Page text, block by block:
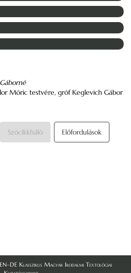
Móric testvére, gróf Keglevich Gábor
Szócikkháló Előfordulások
Klasszikus Magyar Irodalmi Textológiai